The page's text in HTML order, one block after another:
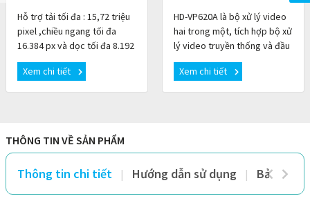
Hỗ trợ tải tối đa : 15,72 triệu
pixel ,chiều ngang tối đa
16.384 px và dọc tối đa 8.192
px.Hỗ trợ tín hiệu đồng bộ
lên đến 4096×2160 @60Hz
Xem chi tiết
HD-VP620A là bộ xử lý video
hai trong một, tích hợp bộ xử
lý video truyền thống và đầu
ra Ethernet 6 kênh Gigabit.
Thiết bị giúp đơn giản hóa
việc lắp
Xem chi tiết
THÔNG TIN VỀ SẢN PHẨM
Thông tin chi tiết Hướng dẫn sử dụng Bảo